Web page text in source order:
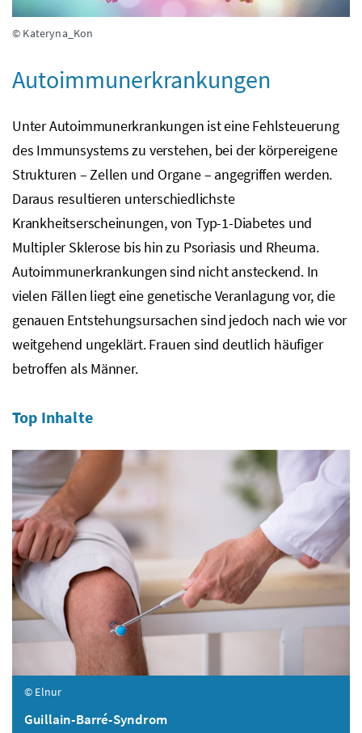
© Kateryna_Kon
Autoimmunerkrankungen
Unter Autoimmunerkrankungen ist eine Fehlsteuerung
des Immunsystems zu verstehen, bei der körpereigene
Strukturen – Zellen und Organe – angegriffen werden.
Daraus resultieren unterschiedlichste
Krankheitserscheinungen, von Typ-1-Diabetes und
Multipler Sklerose bis hin zu Psoriasis und Rheuma.
Autoimmunerkrankungen sind nicht ansteckend. In
vielen Fällen liegt eine genetische Veranlagung vor, die
genauen Entstehungsursachen sind jedoch nach wie vor
weitgehend ungeklärt. Frauen sind deutlich häufiger
betroffen als Männer.
Top Inhalte
© Elnur
Guillain-Barré-Syndrom